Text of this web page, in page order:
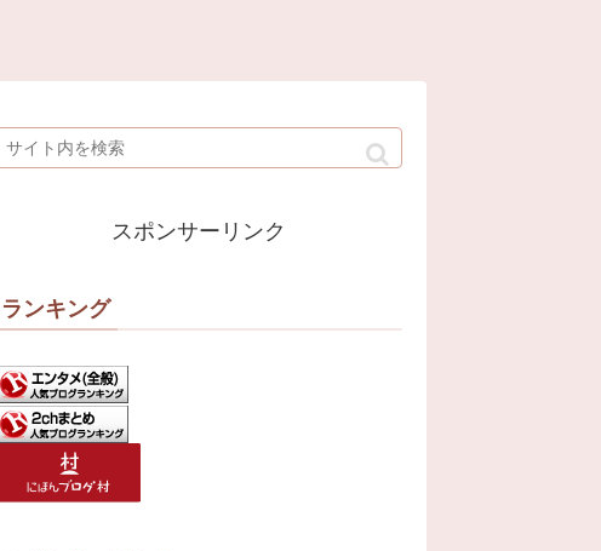
スポンサーリンク
ランキング